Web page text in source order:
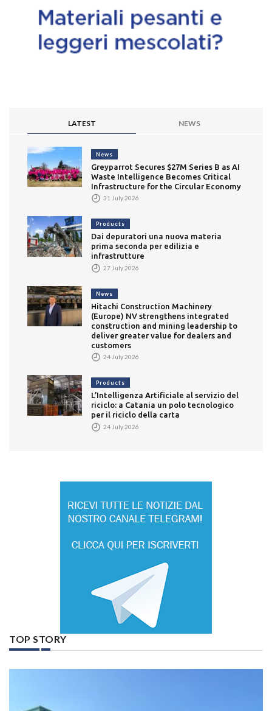
LATEST NEWS
News
Greyparrot Secures $27M Series B as AI
Waste Intelligence Becomes Critical
Infrastructure for the Circular Economy
31 July 2026
Products
Dai depuratori una nuova materia
prima seconda per edilizia e
infrastrutture
27 July 2026
News
Hitachi Construction Machinery
(Europe) NV strengthens integrated
construction and mining leadership to
deliver greater value for dealers and
customers
24 July 2026
Products
L’Intelligenza Artificiale al servizio del
riciclo: a Catania un polo tecnologico
per il riciclo della carta
24 July 2026
TOP STORY